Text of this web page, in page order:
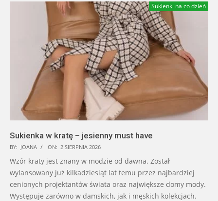
Sukienki na co dzień
Sukienka w kratę – jesienny must have
BY: JOANA ON: 2 SIERPNIA 2026
Wzór kraty jest znany w modzie od dawna. Został
wylansowany już kilkadziesiąt lat temu przez najbardziej
cenionych projektantów świata oraz największe domy mody.
Występuje zarówno w damskich, jak i męskich kolekcjach.